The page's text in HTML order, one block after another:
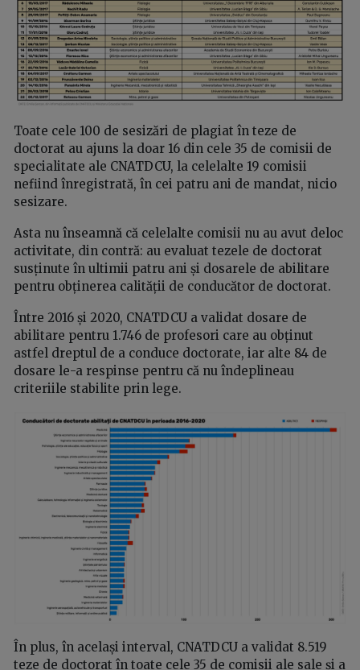
Toate cele 100 de sesizări de plagiat în teze de
doctorat au ajuns la doar 16 din cele 35 de comisii de
specialitate ale CNATDCU, la celelalte 19 comisii
nefiind înregistrată, în cei patru ani de mandat, nicio
sesizare.
Asta nu înseamnă că celelalte comisii nu au avut deloc
activitate, din contră: au evaluat tezele de doctorat
susținute în ultimii patru ani și dosarele de abilitare
pentru obținerea calității de conducător de doctorat.
Între 2016 și 2020, CNATDCU a validat dosare de
abilitare pentru 1.746 de profesori care au obținut
astfel dreptul de a conduce doctorate, iar alte 84 de
dosare le-a respinse pentru că nu îndeplineau
criteriile stabilite prin lege.
În plus, în același interval, CNATDCU a validat 8.519
teze de doctorat în toate cele 35 de comisii ale sale și a